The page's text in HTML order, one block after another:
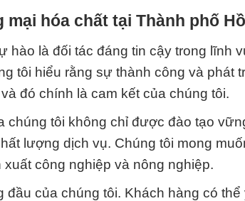
hóa chất tại Thành phố
hào là đối tác đáng tin cậy trong lĩnh
tôi hiểu rằng sự thành công và phát
đó chính là cam kết của chúng tôi.
chúng tôi không chỉ được đào tạo
lượng dịch vụ. Chúng tôi mong
công nghiệp và nông nghiệp.
của chúng tôi. Khách hàng có